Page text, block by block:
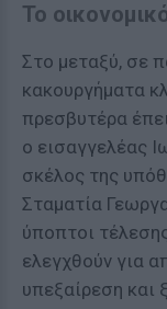
Το
Στο μεταξύ, σε
κακουργήματα
πρεσβυτέρα
ο εισαγγελέας
σκέλος της
Σταματία
ύποπτοι
ελεγχθούν για
υπεξαίρεση και